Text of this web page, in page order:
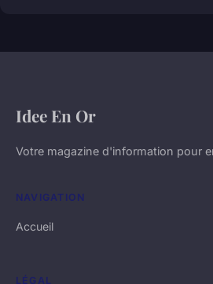
Idee En Or
Votre magazine d'information pour
NAVIGATION
Accueil
LÉGAL